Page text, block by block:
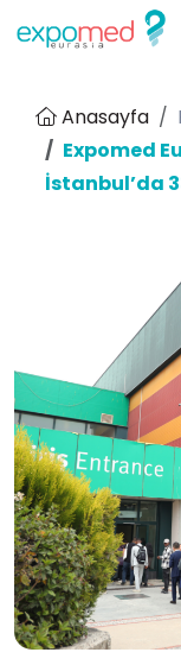
Anasayfa
Expomed
İstanbul’da